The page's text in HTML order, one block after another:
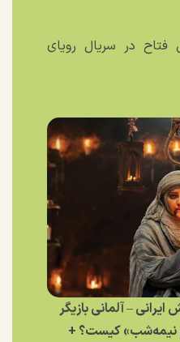
در سریال رویای
ایرانی – آلمانی بازیگر
نیمه‌شب» کیست؟ +